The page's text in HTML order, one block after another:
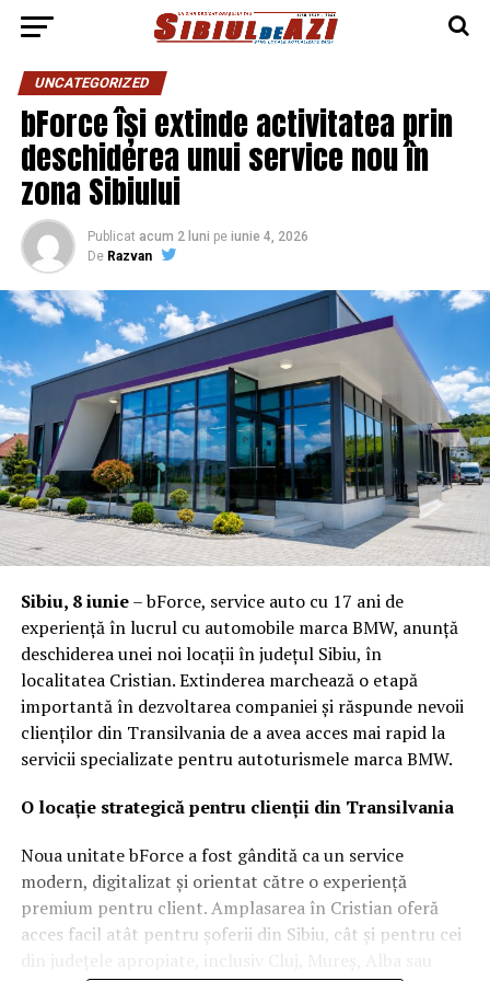
UNCATEGORIZED
bForce își extinde activitatea prin
deschiderea unui service nou în
zona Sibiului
Publicat acum 2 luni pe iunie 4, 2026
De Razvan
Sibiu, 8 iunie– bForce, service auto cu 17 ani de
experiență în lucrul cu automobile marca BMW, anunță
deschiderea unei noi locații în județul Sibiu, în
localitatea Cristian. Extinderea marchează o etapă
importantă în dezvoltarea companiei și răspunde nevoii
clienților din Transilvania de a avea acces mai rapid la
servicii specializate pentru autoturismele marca BMW.
O locație strategică pentru clienții din Transilvania
Noua unitate bForce a fost gândită ca un service
modern, digitalizat și orientat către o experiență
premium pentru client. Amplasarea în Cristian oferă
acces facil atât pentru șoferii din Sibiu, cât și pentru cei